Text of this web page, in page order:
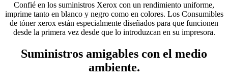
Confié en los suministros Xerox con un rendimiento uniforme,
imprime tanto en blanco y negro como en colores. Los Consumibles
de tóner xerox están especialmente diseñados para que funcionen
desde la primera vez desde que lo introduzcan en su impresora.
Suministros amigables con el medio
ambiente.